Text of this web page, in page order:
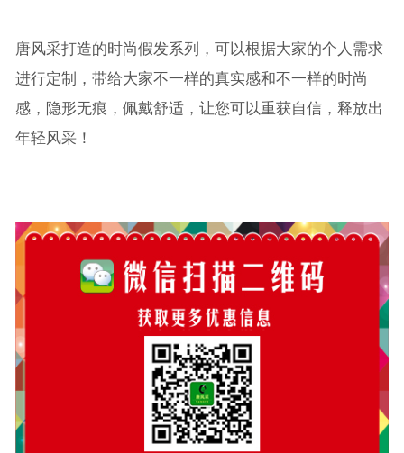
唐风采打造的时尚假发系列，可以根据大家的个人需求
进行定制，带给大家不一样的真实感和不一样的时尚
感，隐形无痕，佩戴舒适，让您可以重获自信，释放出
年轻风采！